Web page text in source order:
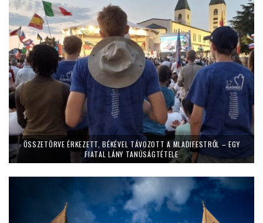
ÖSSZETÖRVE ÉRKEZETT, BÉKÉVEL TÁVOZOTT A MLADIFESTRŐL – EGY
FIATAL LÁNY TANÚSÁGTÉTELE